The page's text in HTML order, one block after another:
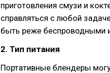
приготовления смузи и
справляться с любой
быть реже беспроводными
2. Тип питания
Портативные блендеры